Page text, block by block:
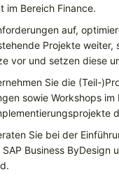
im Bereich Finance.
auf,
Projekte weiter,
vor und setzen diese
Sie die (Teil-
sowie Workshops im
Sie bei der
SAP Business ByDesign